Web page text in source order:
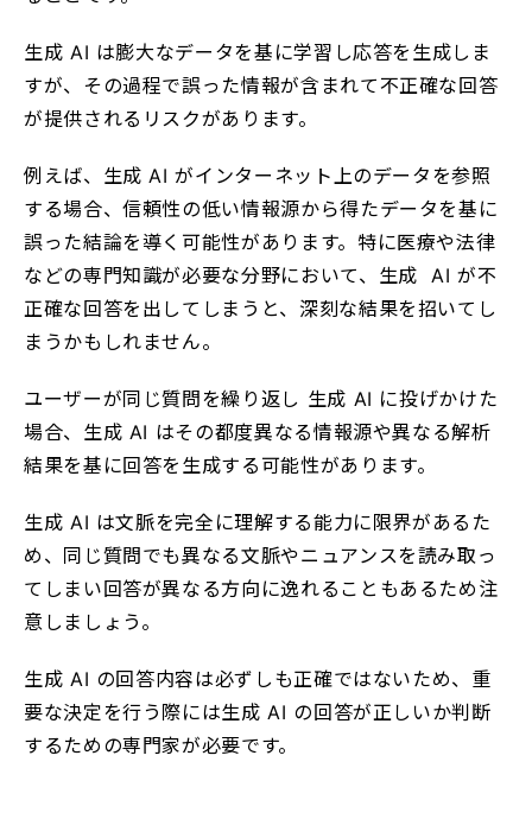
生成 AI は膨大なデータを基に学習し応答を生成しま
すが、その過程で誤った情報が含まれて不正確な回答
が提供されるリスクがあります。
例えば、生成 AI がインターネット上のデータを参照
する場合、信頼性の低い情報源から得たデータを基に
誤った結論を導く可能性があります。特に医療や法律
などの専門知識が必要な分野において、生成 AI が不
正確な回答を出してしまうと、深刻な結果を招いてし
まうかもしれません。
ユーザーが同じ質問を繰り返し 生成 AI に投げかけた
場合、生成 AI はその都度異なる情報源や異なる解析
結果を基に回答を生成する可能性があります。
生成 AI は文脈を完全に理解する能力に限界があるた
め、同じ質問でも異なる文脈やニュアンスを読み取っ
てしまい回答が異なる方向に逸れることもあるため注
意しましょう。
生成 AI の回答内容は必ずしも正確ではないため、重
要な決定を行う際には生成 AI の回答が正しいか判断
するための専門家が必要です。